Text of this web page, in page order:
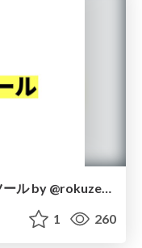
わたしのオススメのタスク管理ツール by @rokuzeudon
1 260